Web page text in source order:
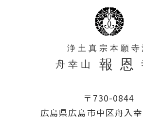
〒730-0844
広島県広島市中区舟入